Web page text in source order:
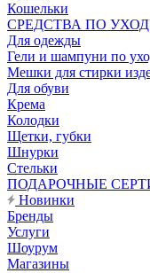
Кошельки
CРЕДСТВА ПО
Для одежды
Гели и шампуни по
Мешки для стирки
Для обуви
Крема
Колодки
Щетки, губки
Шнурки
Стельки
ПОДАРОЧНЫЕ
Новинки
Бренды
Услуги
Шоурум
Магазины